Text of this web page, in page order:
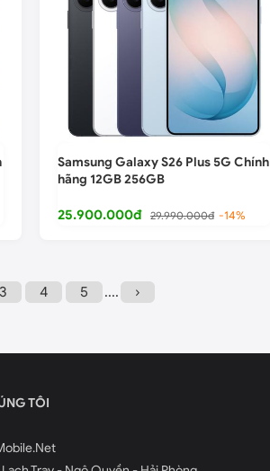
Samsung Galaxy S26 Plus 5G Chính
hãng 12GB 256GB
25.900.000đ 29.990.000đ -14%
3 4 5 .... ›
TÔI